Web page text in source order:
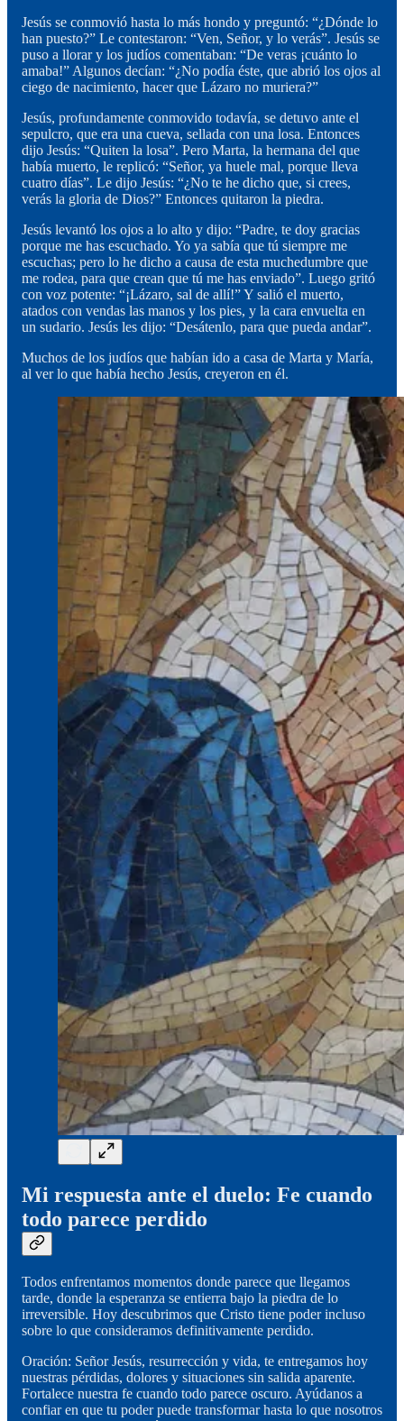
Jesús se conmovió hasta lo más hondo y preguntó: “¿Dónde lo
han puesto?” Le contestaron: “Ven, Señor, y lo verás”. Jesús se
puso a llorar y los judíos comentaban: “De veras ¡cuánto lo
amaba!” Algunos decían: “¿No podía éste, que abrió los ojos al
ciego de nacimiento, hacer que Lázaro no muriera?”
Jesús, profundamente conmovido todavía, se detuvo ante el
sepulcro, que era una cueva, sellada con una losa. Entonces
dijo Jesús: “Quiten la losa”. Pero Marta, la hermana del que
había muerto, le replicó: “Señor, ya huele mal, porque lleva
cuatro días”. Le dijo Jesús: “¿No te he dicho que, si crees,
verás la gloria de Dios?” Entonces quitaron la piedra.
Jesús levantó los ojos a lo alto y dijo: “Padre, te doy gracias
porque me has escuchado. Yo ya sabía que tú siempre me
escuchas; pero lo he dicho a causa de esta muchedumbre que
me rodea, para que crean que tú me has enviado”. Luego gritó
con voz potente: “¡Lázaro, sal de allí!” Y salió el muerto,
atados con vendas las manos y los pies, y la cara envuelta en
un sudario. Jesús les dijo: “Desátenlo, para que pueda andar”.
Muchos de los judíos que habían ido a casa de Marta y María,
al ver lo que había hecho Jesús, creyeron en él.
Mi respuesta ante el duelo: Fe cuando
todo parece perdido
Todos enfrentamos momentos donde parece que llegamos
tarde, donde la esperanza se entierra bajo la piedra de lo
irreversible. Hoy descubrimos que Cristo tiene poder incluso
sobre lo que consideramos definitivamente perdido.
Oración: Señor Jesús, resurrección y vida, te entregamos hoy
nuestras pérdidas, dolores y situaciones sin salida aparente.
Fortalece nuestra fe cuando todo parece oscuro. Ayúdanos a
confiar en que tu poder puede transformar hasta lo que nosotros